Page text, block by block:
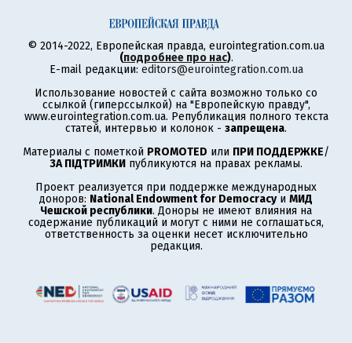
© 2014-2022, Европейская правда, eurointegration.com.ua
(подробнее про нас).
E-mail редакции: editors@eurointegration.com.ua
Использование новостей с сайта возможно только со
ссылкой (гиперссылкой) на "Европейскую правду",
www.eurointegration.com.ua. Републикация полного текста
статей, интервью и колонок - запрещена.
Материалы с пометкой PROMOTED или ПРИ ПОДДЕРЖКЕ/
ЗА ПІДТРИМКИ публикуются на правах рекламы.
Проект реализуется при поддержке международных
доноров: National Endowment for Democracyи МИД
Чешской республики. Доноры не имеют влияния на
содержание публикаций и могут с ними не соглашаться,
ответственность за оценки несет исключительно
редакция.